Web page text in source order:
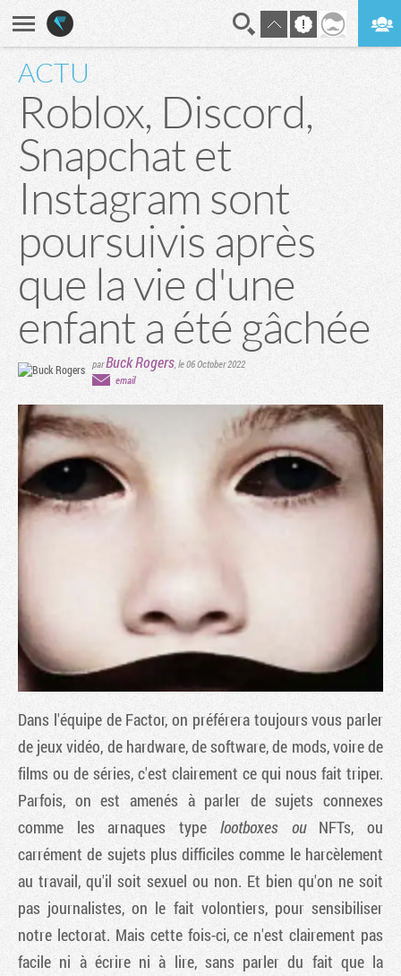
ACTU
Roblox, Discord,
Snapchat et
Instagram sont
poursuivis après
que la vie d'une
enfant a été gâchée
parBuck Rogers,le 06 October 2022
email
Dans l'équipe de Factor, on préférera toujours vous parler
de jeux vidéo, de hardware, de software, de mods, voire de
films ou de séries, c'est clairement ce qui nous fait triper.
Parfois, on est amenés à parler de sujets connexes
comme les arnaques type lootboxes ouNFTs, ou
carrément de sujets plus difficiles comme le harcèlement
au travail, qu'il soit sexuel ou non. Et bien qu'on ne soit
pas journalistes, on le fait volontiers, pour sensibiliser
notre lectorat. Mais cette fois-ci, ce n'est clairement pas
facile ni à écrire ni à lire, sans parler du fait que la
Tribune